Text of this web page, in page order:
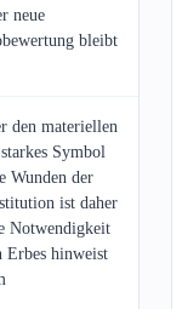
neue
bleibt
den materiellen
Symbol
Wunden der
ist daher
Notwendigkeit
Erbes hinweist